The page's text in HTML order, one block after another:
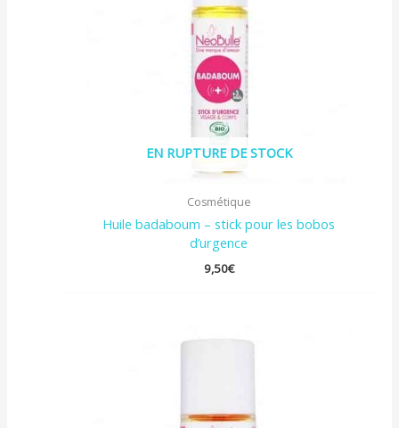
EN RUPTURE DE STOCK
Cosmétique
Huile badaboum – stick pour les bobos
d’urgence
9,50€